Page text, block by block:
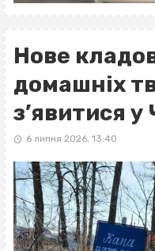
Нове
домашніх
з’явитися
6 липня 2026, 13:40